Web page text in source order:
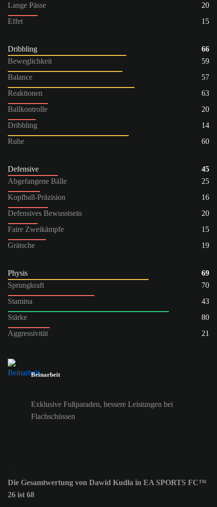
Lange Pässe
20
Effet
15
Dribbling
66
Beweglichkeit
59
Balance
57
Reaktionen
63
Ballkontrolle
20
Dribbling
14
Ruhe
60
Defensive
45
Abgefangene Bälle
25
Kopfball-Präzision
16
Defensives Bewusstsein
20
Faire Zweikämpfe
15
Grätsche
19
Physis
69
Sprungkraft
70
Stamina
43
Stärke
80
Aggressivität
21
Beinarbeit
Exklusive Fußparaden, bessere Leistungen bei
Flachschüssen
Die Gesamtwertung von Dawid Kudła in EA SPORTS FC™
26 ist 68